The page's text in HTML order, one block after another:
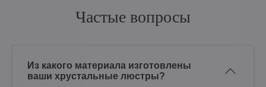
Частые вопросы
Из какого материала изготовлены
ваши хрустальные люстры?